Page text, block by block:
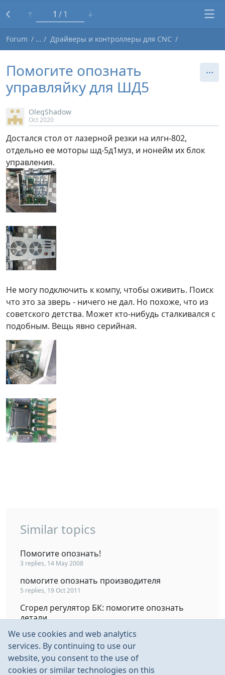
1 1
Forum Драйверы и контроллеры для CNC
Помогите опознать
управляйку для ШД5
OlegShadow
Oct 2020
Достался стол от лазерной резки на илгн-802,
отдельно ее моторы шд-5д1муз, и нонейм их блок
управления.
Не могу подключить к компу, чтобы оживить. Поиск
что это за зверь - ничего не дал. Но похоже, что из
советского детства. Может кто-нибудь сталкивался с
подобным. Вещь явно серийная.
Similar topics
Помогите опознать!
3 replies, 14 May 2008
помогите опознать производителя
5 replies, 19 Oct 2011
Сгорел регулятор БК: помогите опознать
детали
Помогите опознать шасси
5 replies, 25 Jul 2012
Помогите опознать.
We use cookies and web analytics
services. By continuing to use our
website, you consent to the use of
cookies or similar technologies on this